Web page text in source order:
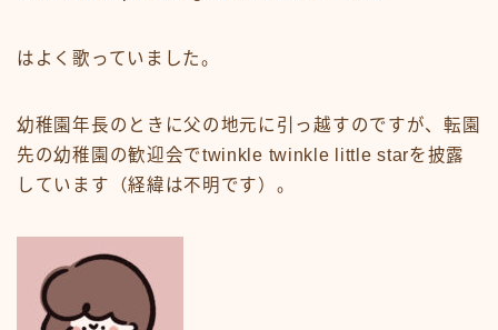
はよく歌っていました。
幼稚園年長のときに父の地元に引っ越すのですが、転園
先の幼稚園の歓迎会でtwinkle twinkle little starを披露
しています（経緯は不明です）。